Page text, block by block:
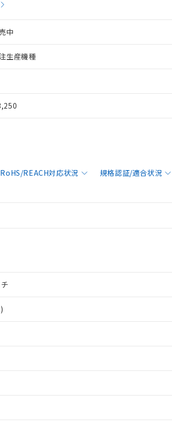
中
生産機種
RoHS/REACH対応状況 規格認証/適合状況